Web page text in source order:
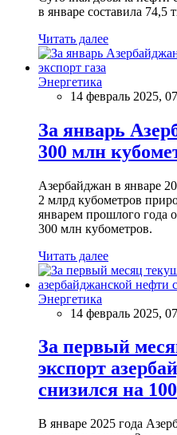
в январе составила 74,5
Читать далее
Энергетика
14 февраль 2025,
За январь
300 млн
Азербайджан в январе
2 млрд кубометров
январем прошлого года
300 млн кубометров.
Читать далее
Энергетика
14 февраль 2025,
За первый
экспорт
снизился на
В январе 2025 года